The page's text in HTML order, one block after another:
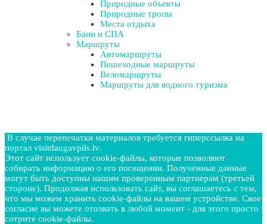
Природные объекты
Природные тропы
Места отдыха
Бани и СПА
Маршруты
Автомаршруты
Пешеходные маршруты
Веломаршруты
Маршруты для водного туризма
В случае перепечатки материалов требуется гиперссылка на
портал visitdaugavpils.lv.
Этот сайт использует cookie-файлы, которые позволяют
собирать информацию о его посещении. Полученные данные
могут быть доступны нашим проверенным партнерам (третьей
стороне). Продолжая использовать сайт, вы соглашаетесь с тем,
что мы можем хранить cookie-файлы на вашем устройстве. Свое
согласие вы можете отозвать в любой момент - для этого просто
сотрите cookie-файлы.